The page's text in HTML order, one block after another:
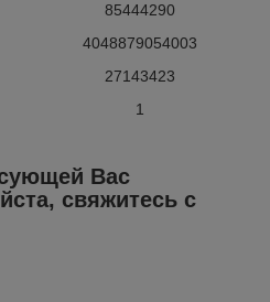
85444290
4048879054003
27143423
1
Вас
свяжитесь с